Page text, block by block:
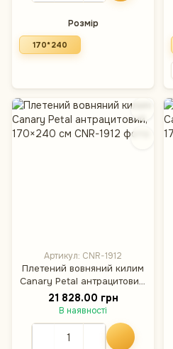
Розмір
170*240
Артикул: CNR-1912
Плетений вовняний килим
Canary Petal антрацитовий,
170×240 см
21 828.00 грн
В наявності